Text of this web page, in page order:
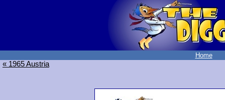
Home
« 1965 Austria